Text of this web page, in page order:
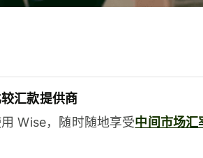
汇款提供商
Wise，随时随地享受中间市场汇